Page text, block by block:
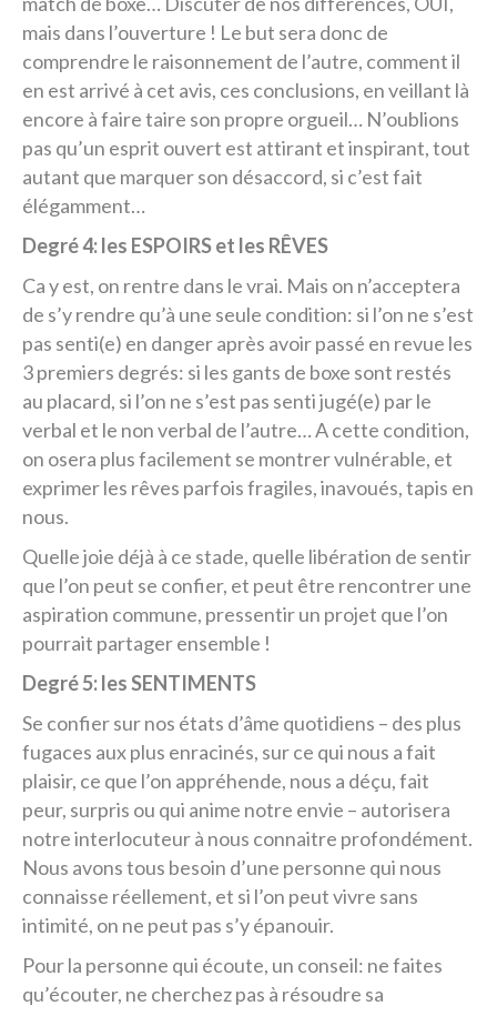
mais dans l’ouverture ! Le but sera donc de
comprendre le raisonnement de l’autre, comment il
en est arrivé à cet avis, ces conclusions, en veillant là
encore à faire taire son propre orgueil… N’oublions
pas qu’un esprit ouvert est attirant et inspirant, tout
autant que marquer son désaccord, si c’est fait
élégamment…
Degré 4: les ESPOIRS et les RÊVES
Ca y est, on rentre dans le vrai. Mais on n’acceptera
de s’y rendre qu’à une seule condition: si l’on ne s’est
pas senti(e) en danger après avoir passé en revue les
3 premiers degrés: si les gants de boxe sont restés
au placard, si l’on ne s’est pas senti jugé(e) par le
verbal et le non verbal de l’autre… A cette condition,
on osera plus facilement se montrer vulnérable, et
exprimer les rêves parfois fragiles, inavoués, tapis en
nous.
Quelle joie déjà à ce stade, quelle libération de sentir
que l’on peut se confier, et peut être rencontrer une
aspiration commune, pressentir un projet que l’on
pourrait partager ensemble !
Degré 5: les SENTIMENTS
Se confier sur nos états d’âme quotidiens – des plus
fugaces aux plus enracinés, sur ce qui nous a fait
plaisir, ce que l’on appréhende, nous a déçu, fait
peur, surpris ou qui anime notre envie – autorisera
notre interlocuteur à nous connaitre profondément.
Nous avons tous besoin d’une personne qui nous
connaisse réellement, et si l’on peut vivre sans
intimité, on ne peut pas s’y épanouir.
Pour la personne qui écoute, un conseil: ne faites
qu’écouter, ne cherchez pas à résoudre sa